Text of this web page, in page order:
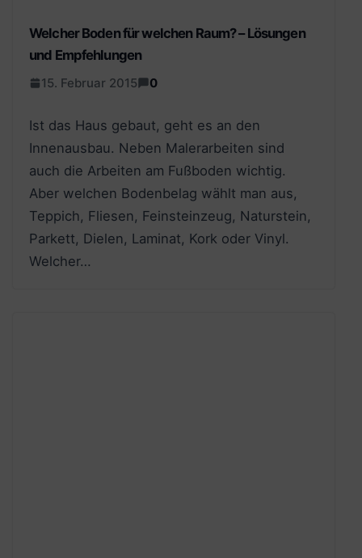
Welcher Boden für welchen Raum? – Lösungen
und Empfehlungen
15. Februar 2015 0
Ist das Haus gebaut, geht es an den
Innenausbau. Neben Malerarbeiten sind
auch die Arbeiten am Fußboden wichtig.
Aber welchen Bodenbelag wählt man aus,
Teppich, Fliesen, Feinsteinzeug, Naturstein,
Parkett, Dielen, Laminat, Kork oder Vinyl.
Welcher…